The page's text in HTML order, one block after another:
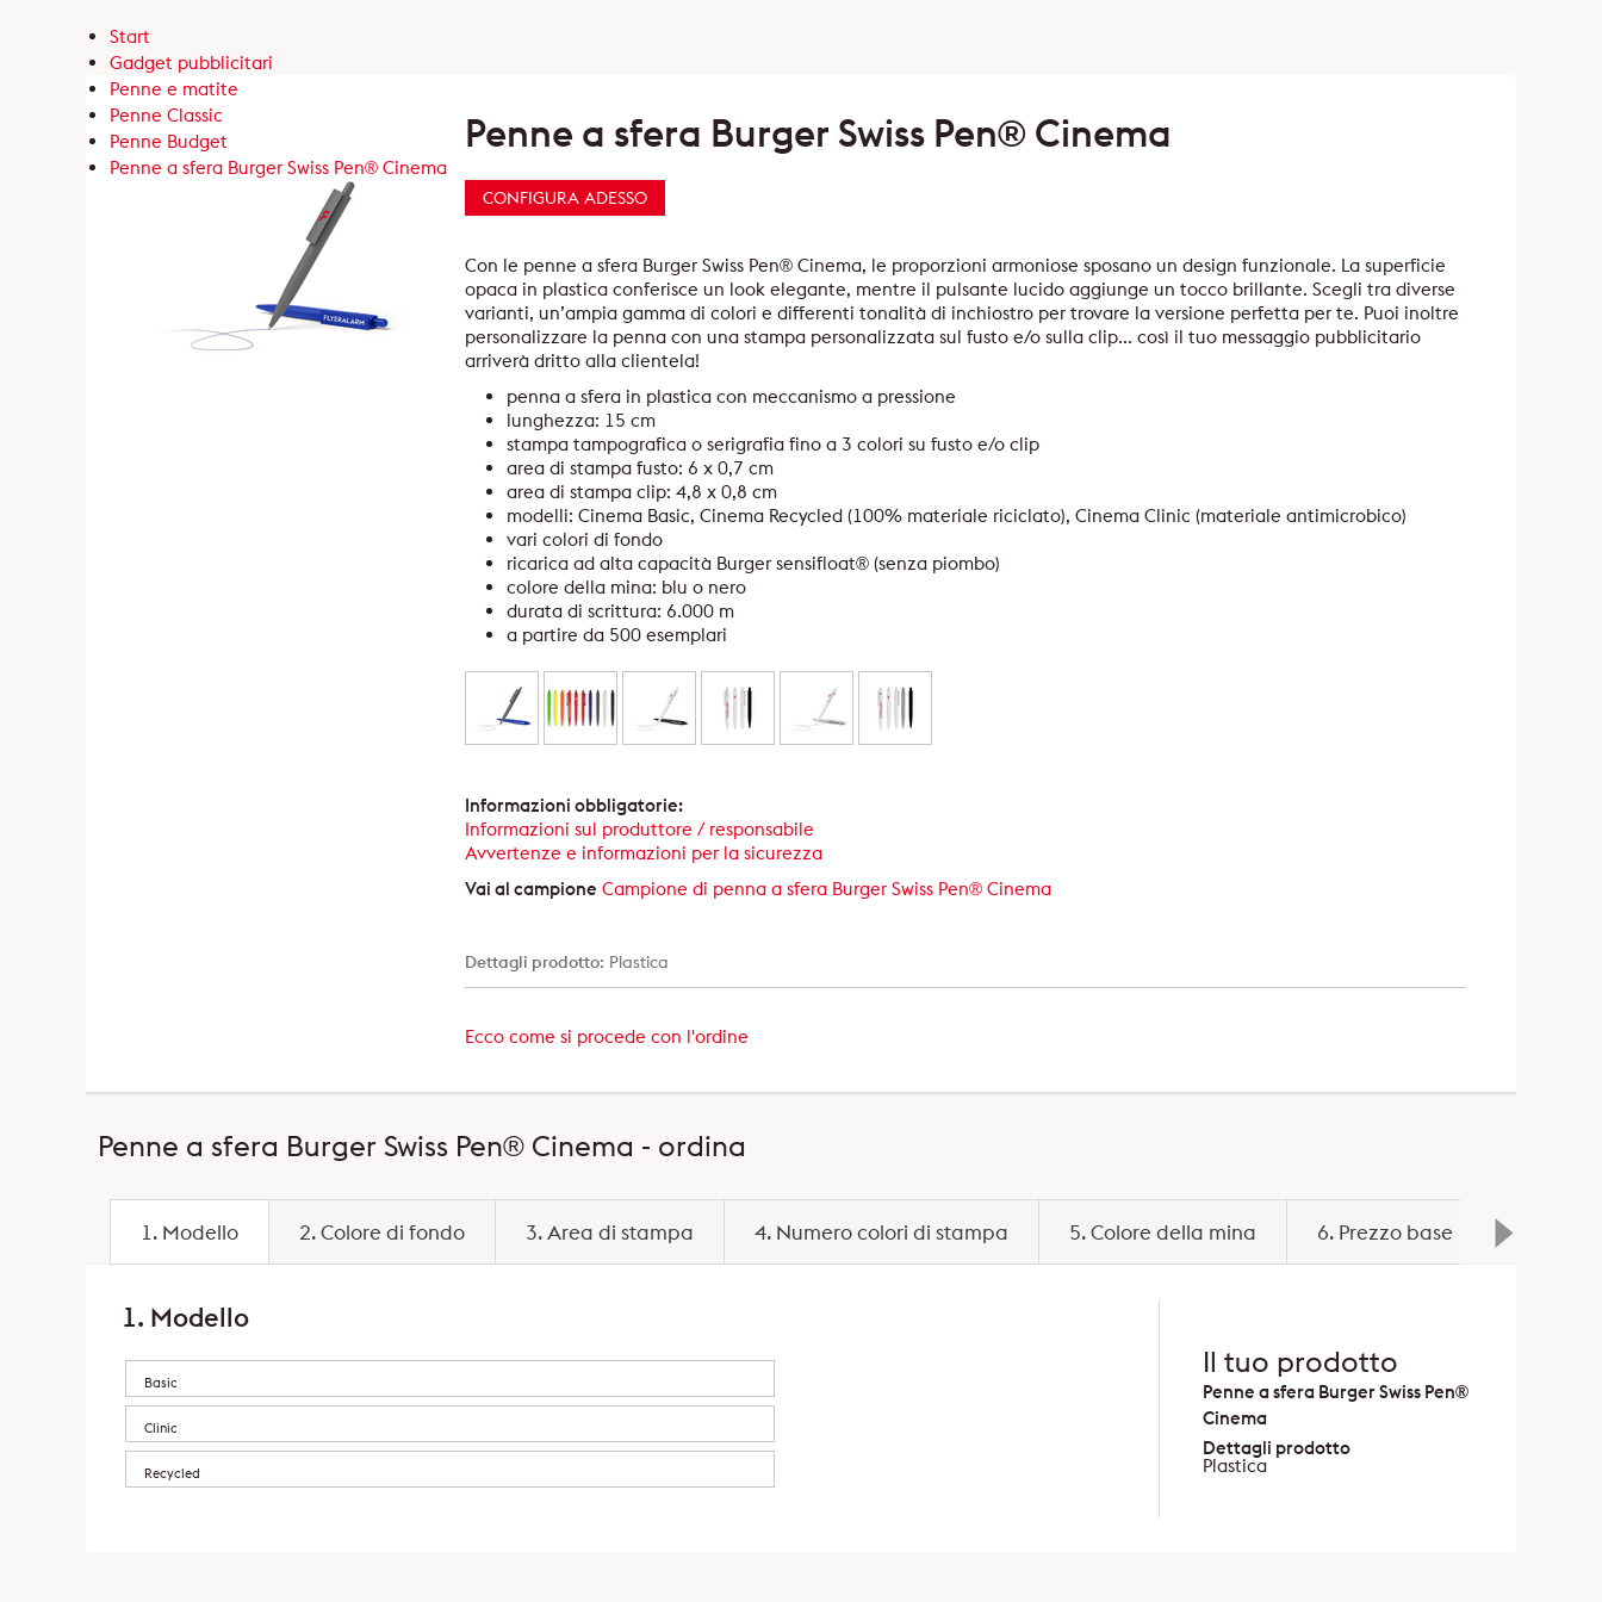
Start
Gadget pubblicitari
Penne e matite
Penne Classic
Penne Budget
Penne a sfera Burger Swiss Pen® Cinema
Penne a sfera Burger Swiss Pen® Cinema
CONFIGURA ADESSO
Con le penne a sfera Burger Swiss Pen® Cinema, le proporzioni armoniose sposano un design funzionale. La superficie
opaca in plastica conferisce un look elegante, mentre il pulsante lucido aggiunge un tocco brillante. Scegli tra diverse
varianti, un’ampia gamma di colori e differenti tonalità di inchiostro per trovare la versione perfetta per te. Puoi inoltre
personalizzare la penna con una stampa personalizzata sul fusto e/o sulla clip... così il tuo messaggio pubblicitario
arriverà dritto alla clientela!
penna a sfera in plastica con meccanismo a pressione
lunghezza: 15 cm
stampa tampografica o serigrafia fino a 3 colori su fusto e/o clip
area di stampa fusto: 6 x 0,7 cm
area di stampa clip: 4,8 x 0,8 cm
modelli: Cinema Basic, Cinema Recycled (100% materiale riciclato), Cinema Clinic (materiale antimicrobico)
vari colori di fondo
ricarica ad alta capacità Burger sensifloat® (senza piombo)
colore della mina: blu o nero
durata di scrittura: 6.000 m
a partire da 500 esemplari
Informazioni obbligatorie:
Informazioni sul produttore / responsabile
Avvertenze e informazioni per la sicurezza
Vai al campione Campione di penna a sfera Burger Swiss Pen® Cinema
Dettagli prodotto: Plastica
Ecco come si procede con l'ordine
Penne a sfera Burger Swiss Pen® Cinema - ordina
1. Modello 2. Colore di fondo 3. Area di stampa 4. Numero colori di stampa 5. Colore della mina 6. Prezzo base
1. Modello
Basic
Clinic
Recycled
Il tuo prodotto
Penne a sfera Burger Swiss Pen®
Cinema
Dettagli prodotto
Plastica